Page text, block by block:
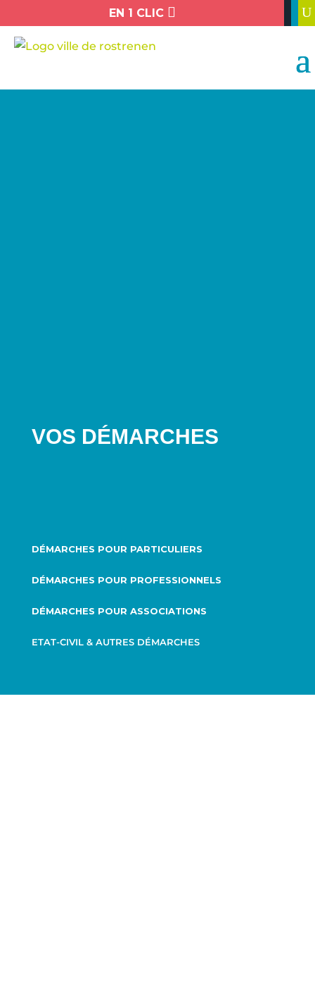
EN 1 CLIC  U
VOS DÉMARCHES
DÉMARCHES POUR PARTICULIERS
DÉMARCHES POUR PROFESSIONNELS
DÉMARCHES POUR ASSOCIATIONS
ETAT-CIVIL & AUTRES DÉMARCHES